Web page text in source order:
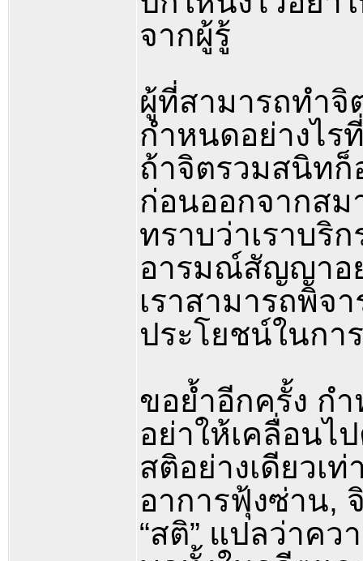
จากผู้รู้
ผู้ที่สามารถทำจิ
กำหนดอย่างไร
ถ้าจิตรวมสนิทก็
ก่อนออกจากสม
ทราบว่าเราบริ
อารมณ์สัญญาอย่
เราสามารถพิจ
ประโยชน์ในกา
ขอย้ำอีกครั้ง ก
อย่าให้เคลื่อนไ
สติอย่างเดียวเ
อาการฟุ้งซ่าน,
“สติ” แปลว่าค